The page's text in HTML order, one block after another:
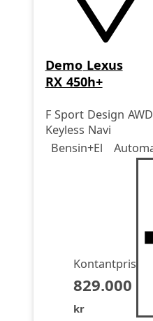
Demo Lexus
RX 450h+
F Sport Design
Keyless Navi
Drivmedel
Bensin+El
Drivmedel
Miltal
årsmodell
Kontantpris
829.000
kr